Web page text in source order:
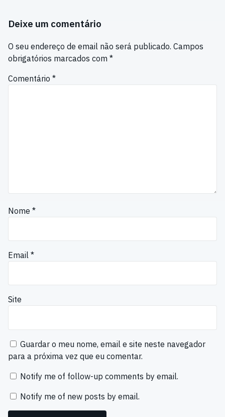
Deixe um comentário
O seu endereço de email não será publicado. Campos
obrigatórios marcados com *
Comentário *
Nome *
Email *
Site
Guardar o meu nome, email e site neste navegador
para a próxima vez que eu comentar.
Notify me of follow-up comments by email.
Notify me of new posts by email.